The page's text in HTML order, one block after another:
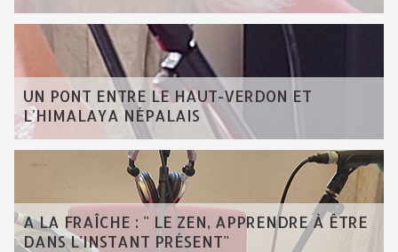
UN PONT ENTRE LE HAUT-VERDON ET
L'HIMALAYA NÉPALAIS
A LA FRAÎCHE : " LE ZEN, APPRENDRE À ÊTRE
DANS L'INSTANT PRÉSENT"